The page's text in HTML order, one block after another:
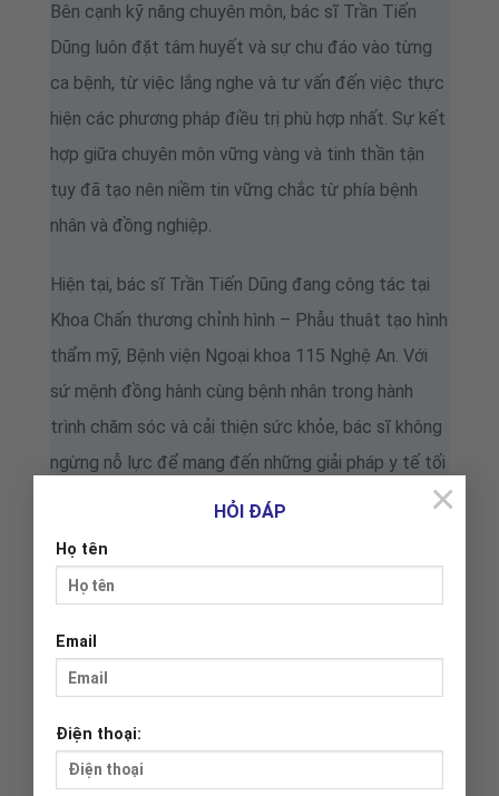
HỎI ĐÁP
Họ tên
Email
Điện thoại:
×
Bên cạnh kỹ năng chuyên môn, bác sĩ Trần Tiến
Dũng luôn đặt tâm huyết và sự chu đáo vào từng
ca bệnh, từ việc lắng nghe và tư vấn đến việc thực
hiện các phương pháp điều trị phù hợp nhất. Sự kết
hợp giữa chuyên môn vững vàng và tinh thần tận
tụy đã tạo nên niềm tin vững chắc từ phía bệnh
nhân và đồng nghiệp.
Hiện tại, bác sĩ Trần Tiến Dũng đang công tác tại
Khoa Chấn thương chỉnh hình – Phẫu thuật tạo hình
thẩm mỹ, Bệnh viện Ngoại khoa 115 Nghệ An. Với
sứ mệnh đồng hành cùng bệnh nhân trong hành
trình chăm sóc và cải thiện sức khỏe, bác sĩ không
ngừng nỗ lực để mang đến những giải pháp y tế tối
ưu, hướng đến một cộng đồng khỏe mạnh và hạnh
Quá trình đào tạo:
Từ 2016 – 2019: Bác sĩ Nội trú – Trường: Đại
học Y Dược – ĐH Huế
Huế; Khoa: Đa khoa